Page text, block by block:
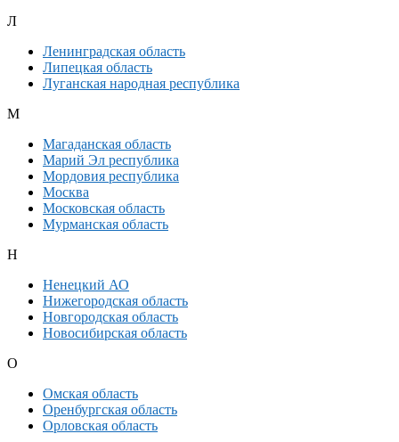
Л
Ленинградская область
Липецкая область
Луганская народная республика
М
Магаданская область
Марий Эл республика
Мордовия республика
Москва
Московская область
Мурманская область
Н
Ненецкий АО
Нижегородская область
Новгородская область
Новосибирская область
О
Омская область
Оренбургская область
Орловская область